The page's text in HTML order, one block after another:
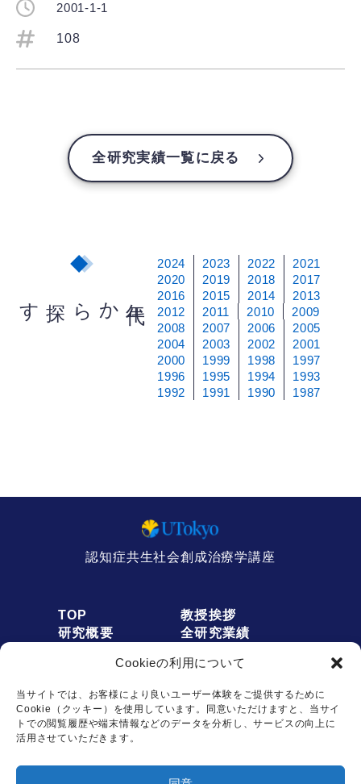
Cookieの利用について
当サイトでは、お客様により良いユーザー体験をご提供するために
Cookie（クッキー）を使用しています。同意いただけますと、当サイ
トでの閲覧履歴や端末情報などのデータを分析し、サービスの向上に
活用させていただきます。
2001-1-1
108
全研究実績一覧に戻る
から探す
2024 2023 2022
2021
2020
2019 2018
2017
2016
2015 2014
2013
2012
2011 2010
2009
2008
2007 2006
2005
2004
2003 2002
2001
2000
1999 1998
1997
1996
1995 1994
1993
1992
1991 1990 1987
認知症共生社会創成治療学講座
TOP
教授挨拶
研究概要
全研究業績
リンク
お問い合わせは